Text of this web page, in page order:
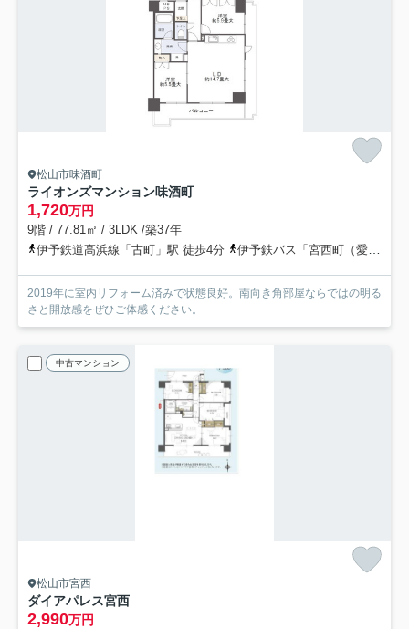
松山市味酒町
ライオンズマンション味酒町
1,720万円
9階 / 77.81㎡ / 3LDK /築37年
伊予鉄道高浜線「古町」駅 徒歩4分
伊予鉄バス「宮西町（愛媛県）」バス停下車 徒歩5分
2019年に室内リフォーム済みで状態良好。南向き角部屋ならではの明る
さと開放感をぜひご体感ください。
中古マンション
松山市宮西
ダイアパレス宮西
2,990万円